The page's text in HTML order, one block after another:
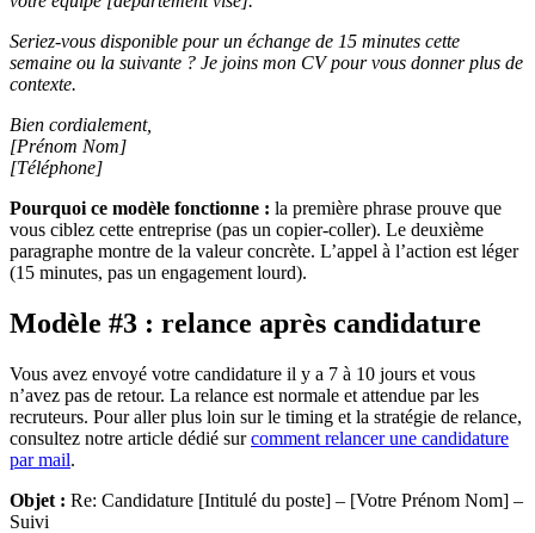
Seriez-vous disponible pour un échange de 15 minutes cette
semaine ou la suivante ? Je joins mon CV pour vous donner plus de
contexte.
Bien cordialement,
[Prénom Nom]
[Téléphone]
Pourquoi ce modèle fonctionne : la première phrase prouve que
vous ciblez cette entreprise (pas un copier-coller). Le deuxième
paragraphe montre de la valeur concrète. L’appel à l’action est léger
(15 minutes, pas un engagement lourd).
Modèle #3 : relance après candidature
Vous avez envoyé votre candidature il y a 7 à 10 jours et vous
n’avez pas de retour. La relance est normale et attendue par les
recruteurs. Pour aller plus loin sur le timing et la stratégie de relance,
consultez notre article dédié surcomment relancer une candidature
par mail.
Objet : Re: Candidature [Intitulé du poste] – [Votre Prénom Nom] –
Suivi